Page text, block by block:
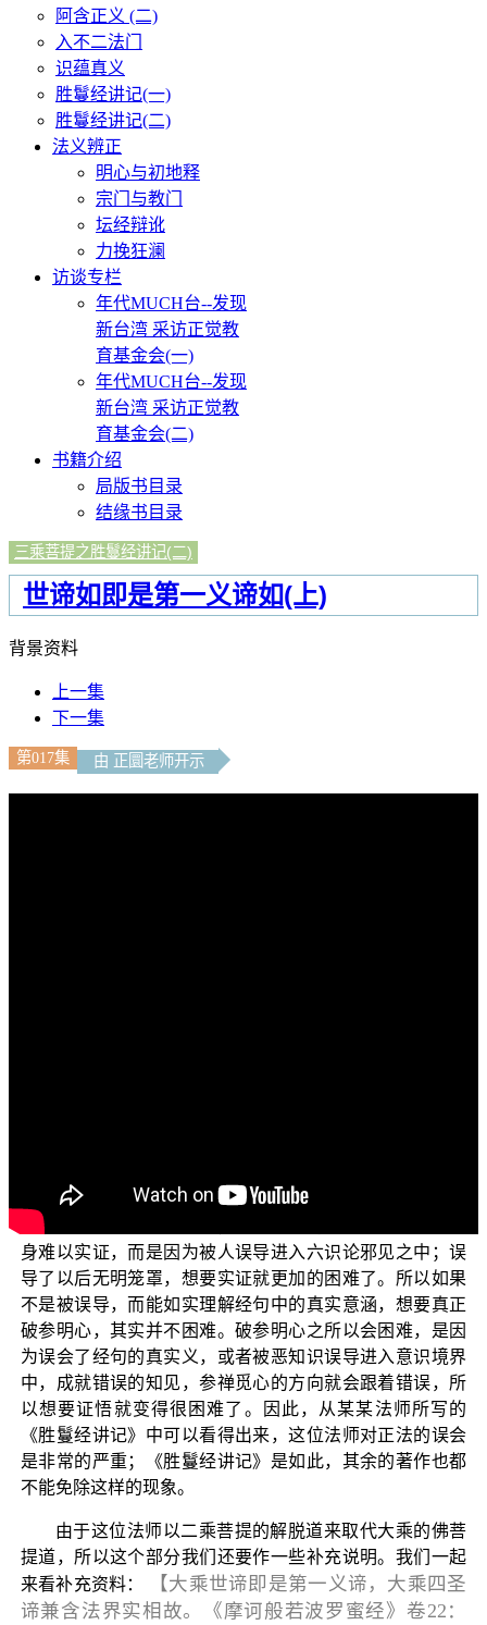
阿含正义 (二)
入不二法门
识蕴真义
胜鬘经讲记(一)
胜鬘经讲记(二)
法义辨正
明心与初地释
宗门与教门
坛经辩讹
力挽狂澜
访谈专栏
年代MUCH台--发现
新台湾 采访正觉教
育基金会(一)
年代MUCH台--发现
新台湾 采访正觉教
育基金会(二)
书籍介绍
局版书目录
结缘书目录
三乘菩提之胜鬘经讲记(二)
世谛如即是第一义谛如(上)
背景资料
上一集
下一集
第017集 由 正圜老师开示
从《胜鬘经讲记》第四辑第109页开始说起。各位菩萨！
我们知道大乘法很难实证，很难实证的原因不是因为祂本
身难以实证，而是因为被人误导进入六识论邪见之中；误
导了以后无明笼罩，想要实证就更加的困难了。所以如果
不是被误导，而能如实理解经句中的真实意涵，想要真正
破参明心，其实并不困难。破参明心之所以会困难，是因
为误会了经句的真实义，或者被恶知识误导进入意识境界
中，成就错误的知见，参禅觅心的方向就会跟着错误，所
以想要证悟就变得很困难了。因此，从某某法师所写的
《胜鬘经讲记》中可以看得出来，这位法师对正法的误会
是非常的严重；《胜鬘经讲记》是如此，其余的著作也都
不能免除这样的现象。
由于这位法师以二乘菩提的解脱道来取代大乘的佛菩
提道，所以这个部分我们还要作一些补充说明。我们一起
来看补充资料：
【大乘世谛即是第一义谛，大乘四圣
谛兼含法界实相故。《摩诃般若波罗蜜经》卷22：